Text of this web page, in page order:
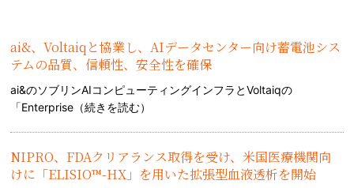
ai&、Voltaiqと協業し、AIデータセンター向け蓄電池シス
テムの品質、信頼性、安全性を確保
ai&のソブリンAIコンピューティングインフラとVoltaiqの
「Enterprise（続きを読む）
NIPRO、FDAクリアランス取得を受け、米国医療機関向
けに「ELISIO™-HX」を用いた拡張型血液透析を開始